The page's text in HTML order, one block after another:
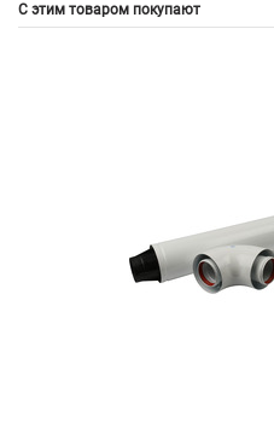
С этим товаром покупают